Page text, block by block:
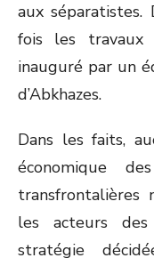
aux
fois les travaux
inauguré par un
d’Abkhazes.
Dans les faits,
économique
transfrontalières
les acteurs des
stratégie